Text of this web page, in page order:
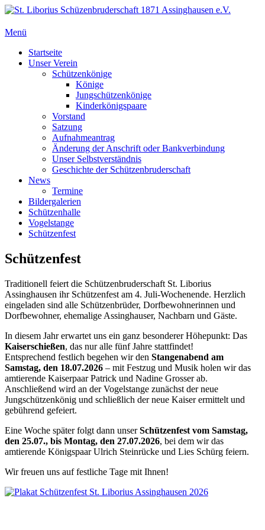
Zum
springen
St. Liborius Schüzenbruderschaft 1871 Assinghausen e.V.
Menü
Primäres
Menü
Startseite
Unser Verein
Schützenkönige
Könige
Jungschützenkönige
Kinderkönigspaare
Vorstand
Satzung
Aufnahmeantrag
Änderung der Anschrift oder Bankverbindung
Unser Selbstverständnis
Geschichte der Schützenbruderschaft
News
Termine
Bildergalerien
Schützenhalle
Vogelstange
Schützenfest
Schützenfest
Traditionell feiert die Schützenbruderschaft St. Liborius
Assinghausen ihr Schützenfest am 4. Juli-Wochenende. Herzlich
eingeladen sind alle Schützenbrüder, Dorfbewohnerinnen und
Dorfbewohner, ehemalige Assinghauser, Nachbarn und Gäste.
In diesem Jahr erwartet uns ein ganz besonderer Höhepunkt: Das
Kaiserschießen, das nur alle fünf Jahre stattfindet!
Entsprechend festlich begehen wir den Stangenabend am
Samstag, den 18.07.2026 – mit Festzug und Musik holen wir das
amtierende Kaiserpaar Patrick und Nadine Grosser ab.
Anschließend wird an der Vogelstange zunächst der neue
Jungschützenkönig und schließlich der neue Kaiser ermittelt und
gebührend gefeiert.
Eine Woche später folgt dann unserSchützenfest vom Samstag,
den 25.07., bis Montag, den 27.07.2026, bei dem wir das
amtierende Königspaar Ulrich Steinrücke und Lies Schürg feiern.
Wir freuen uns auf festliche Tage mit Ihnen!